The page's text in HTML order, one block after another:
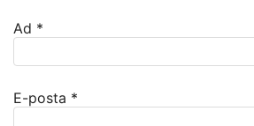
Ad *
E-posta *